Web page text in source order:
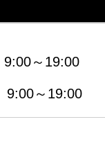
9:00～19:00
9:00～19:00